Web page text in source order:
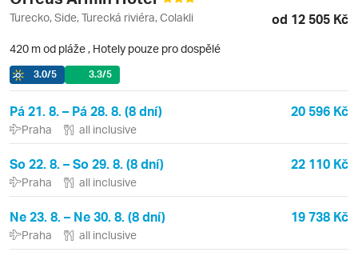
Turecko, Side, Turecká riviéra, Colakli od 12 505 Kč
420 m od pláže , Hotely pouze pro dospělé
3.0/5 3.3/5
Pá 21. 8. – Pá 28. 8. (8 dní) 20 596 Kč
Praha all inclusive
So 22. 8. – So 29. 8. (8 dní) 22 110 Kč
Praha all inclusive
Ne 23. 8. – Ne 30. 8. (8 dní) 19 738 Kč
Praha all inclusive